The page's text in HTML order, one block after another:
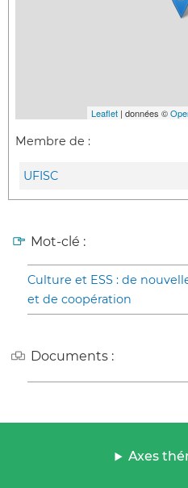
Leaflet | données ©
Membre de :
UFISC
Mot-clé :
Culture et ESS : de
et de coopération
Documents :
Axes